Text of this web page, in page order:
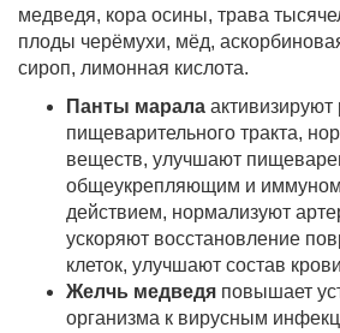
медведя, кора осины, трава
плоды черёмухи, мёд,
сироп, лимонная кислота.
Панты марала активизируют
пищеварительного тракта,
веществ, улучшают
общеукрепляющим и
действием, нормализуют
ускоряют восстановление
клеток, улучшают состав
Желчь медведя повышает
организма к вирусным